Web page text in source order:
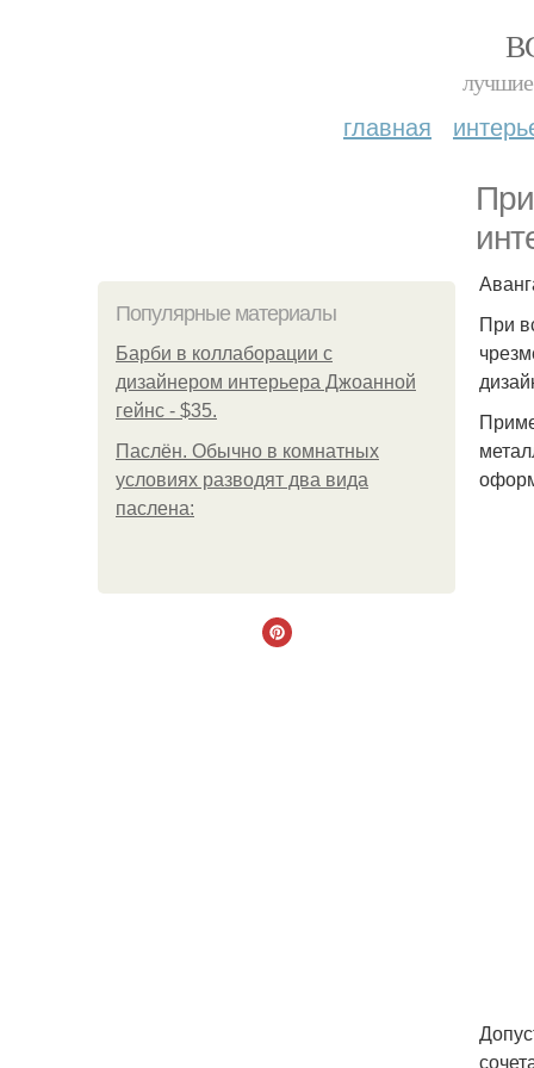
лучшие
главная
Популярные материалы
Барби в коллаборации с
дизайнером интерьера Джоанной
гейнс - $35.
Паслён. Обычно в комнатных
условиях разводят два вида
паслена:
При